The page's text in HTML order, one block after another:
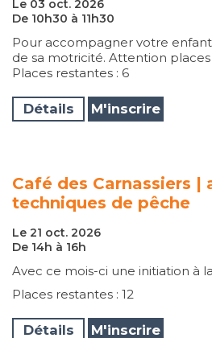
Le 03 oct. 2026
De 10h30 à 11h30
Pour accompagner votre
de sa motricité. Attention places
Places restantes : 6
Détails M'inscrire
Café des Carnassiers |
techniques de pêche
Le 21 oct. 2026
De 14h à 16h
Avec ce mois-ci une initiation à
Places restantes : 12
Détails M'inscrire